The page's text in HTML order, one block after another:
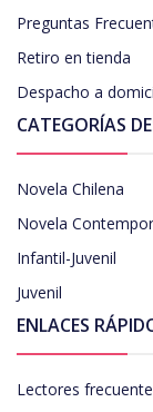
Preguntas
Retiro en tienda
Despacho a
CATEGORÍAS
Novela Chilena
Novela
Infantil-Juvenil
Juvenil
ENLACES
Lectores